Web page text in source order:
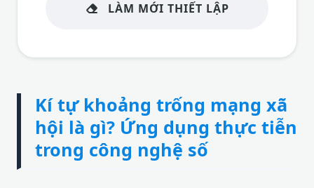
LÀM MỚI THIẾT LẬP
Kí tự khoảng trống mạng xã
hội là gì? Ứng dụng thực tiễn
trong công nghệ số